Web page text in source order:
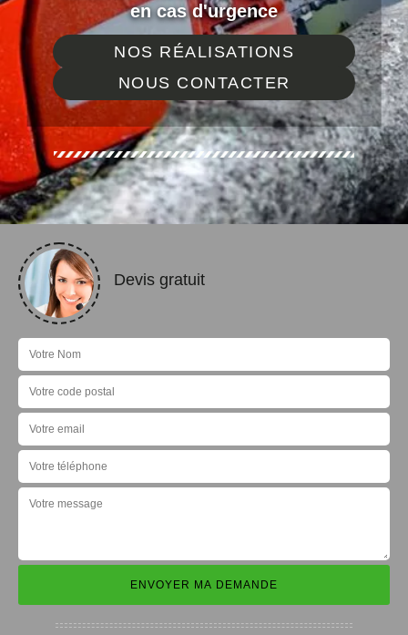
en cas d'urgence
NOS RÉALISATIONS
NOUS CONTACTER
Devis gratuit